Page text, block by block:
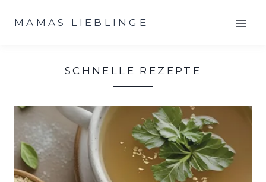
InhaltMAMAS LIEBLINGE
SCHNELLE REZEPTE